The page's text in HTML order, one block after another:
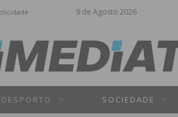
9 de Agosto 2026
DESPORTO SOCIEDADE